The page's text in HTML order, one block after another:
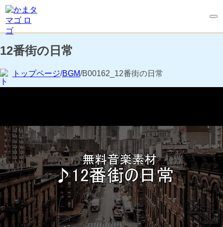
12番街の日常
トップページ/BGM/B00162_12番街の日常